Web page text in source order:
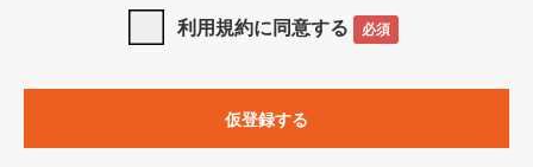
SHOEISHA iDプライバシーポリシー」及び「
サイト上でのデータの利用について（Cookieポリシー）
3. 本規約の内容と、前項に記載する定めその他当社が定め
利用規約に同意する 必須
仮登録する